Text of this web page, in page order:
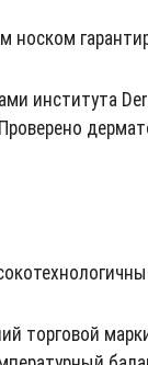
носком
института
торговой